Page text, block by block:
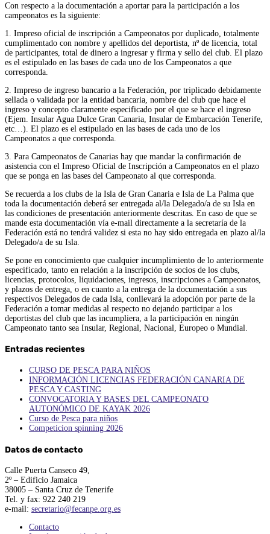
Con respecto a la documentación a aportar para la participación a los
campeonatos es la siguiente:
1. Impreso oficial de inscripción a Campeonatos por duplicado, totalmente
cumplimentado con nombre y apellidos del deportista, nº de licencia, total
de participantes, total de dinero a ingresar y firma y sello del club. El plazo
es el estipulado en las bases de cada uno de los Campeonatos a que
corresponda.
2. Impreso de ingreso bancario a la Federación, por triplicado debidamente
sellada o validada por la entidad bancaria, nombre del club que hace el
ingreso y concepto claramente especificado por el que se hace el ingreso
(Ejem. Insular Agua Dulce Gran Canaria, Insular de Embarcación Tenerife,
etc…). El plazo es el estipulado en las bases de cada uno de los
Campeonatos a que corresponda.
3. Para Campeonatos de Canarias hay que mandar la confirmación de
asistencia con el Impreso Oficial de Inscripción a Campeonatos en el plazo
que se ponga en las bases del Campeonato al que corresponda.
Se recuerda a los clubs de la Isla de Gran Canaria e Isla de La Palma que
toda la documentación deberá ser entregada al/la Delegado/a de su Isla en
las condiciones de presentación anteriormente descritas. En caso de que se
mande esta documentación vía e-mail directamente a la secretaría de la
Federación está no tendrá validez si esta no hay sido entregada en plazo al/la
Delegado/a de su Isla.
Se pone en conocimiento que cualquier incumplimiento de lo anteriormente
especificado, tanto en relación a la inscripción de socios de los clubs,
licencias, protocolos, liquidaciones, ingresos, inscripciones a Campeonatos,
y plazos de entrega, o en cuanto a la entrega de la documentación a sus
respectivos Delegados de cada Isla, conllevará la adopción por parte de la
Federación a tomar medidas al respecto no dejando participar a los
deportistas del club que las incumpliera, a la participación en ningún
Campeonato tanto sea Insular, Regional, Nacional, Europeo o Mundial.
Entradas recientes
CURSO DE PESCA PARA NIÑOS
INFORMACIÓN LICENCIAS FEDERACIÓN CANARIA DE
PESCA Y CASTING
CONVOCATORIA Y BASES DEL CAMPEONATO
AUTONÓMICO DE KAYAK 2026
Curso de Pesca para niños
Competicion spinning 2026
Datos de contacto
Calle Puerta Canseco 49,
2º – Edificio Jamaica
38005 – Santa Cruz de Tenerife
Tel. y fax: 922 240 219
e-mail: secretario@fecanpe.org.es
Contacto